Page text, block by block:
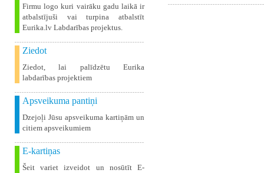
Firmu logo kuri vairāku gadu laikā ir
atbalstījuši vai turpina atbalstīt
Eurika.lv Labdarības projektus.
Ziedot
Ziedot, lai palīdzētu Eurika
labdarības projektiem
Apsveikuma pantiņi
Dzejoļi Jūsu apsveikuma kartiņām un
citiem apsveikumiem
E-kartiņas
Šeit variet izveidot un nosūtīt E-